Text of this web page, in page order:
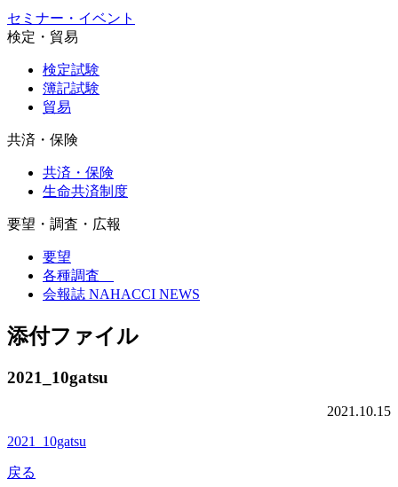
セミナー・イベント
検定・貿易
検定試験
簿記試験
貿易
共済・保険
共済・保険
生命共済制度
要望・調査・広報
要望
各種調査
会報誌 NAHACCI NEWS
添付ファイル
2021_10gatsu
2021.10.15
2021_10gatsu
戻る